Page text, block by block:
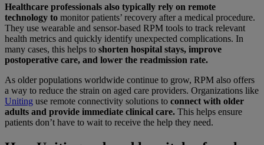
Healthcare professionals also typically rely on remote
technology to monitor patients’ recovery after a medical procedure.
They use wearable and sensor-based RPM tools to track relevant
health metrics and quickly identify unexpected complications. In
many cases, this helps to shorten hospital stays, improve
postoperative care, and lower the readmission rate.
As older populations worldwide continue to grow, RPM also offers
a way to reduce the strain on aged care providers. Organizations like
Uniting use remote connectivity solutions to connect with older
adults and provide immediate clinical care. This helps ensure
patients don’t have to wait to receive the help they need.